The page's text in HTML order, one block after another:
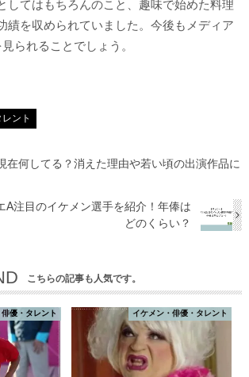
してはもちろんのこと、趣味で始めた料理
績を収められていました。今後もメディア
られることでしょう。
ント
在何してる？消えた理由や若い頃の出演作品に
A注目のイケメン選手を紹介！年俸は
どのくらい？
こちらの記事も人気です。
優・タレント イケメン・俳優・タレント